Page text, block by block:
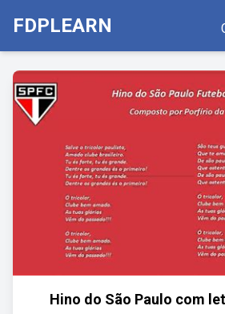
FDPLEARN
Hino do São Paulo com